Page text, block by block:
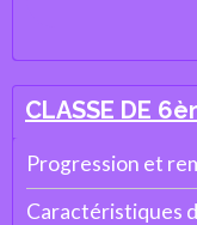
CLASSE DE
Progression et
Caractéristiques